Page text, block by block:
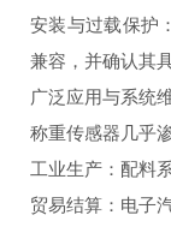
安装与过载保护
兼容，并确认其
广泛应用与系统
称重传感器几乎
工业生产：配料
贸易结算：电子